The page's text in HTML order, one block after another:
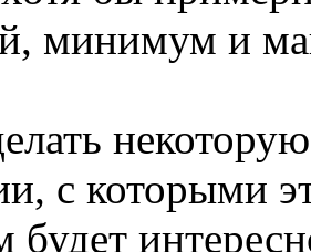
минимум и
с которыми
будет